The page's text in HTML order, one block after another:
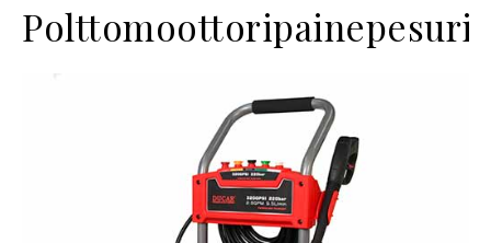
Polttomoottoripainepesuri